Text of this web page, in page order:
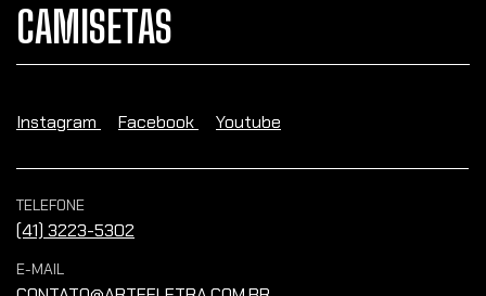
CAMISETAS
Instagram Facebook Youtube
TELEFONE
(41) 3223-5302
E-MAIL